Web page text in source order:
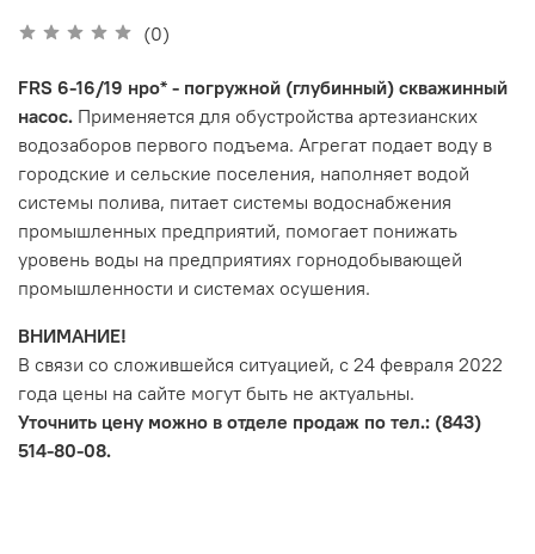
(0)
FRS 6-16/19 нро* - погружной (глубинный) скважинный
насос. Применяется для обустройства артезианских
водозаборов первого подъема. Агрегат подает воду в
городские и сельские поселения, наполняет водой
системы полива, питает системы водоснабжения
промышленных предприятий, помогает понижать
уровень воды на предприятиях горнодобывающей
промышленности и системах осушения.
ВНИМАНИЕ!
В связи со сложившейся ситуацией, с 24 февраля 2022
года цены на сайте могут быть не актуальны.
Уточнить цену можно в отделе продаж по тел.: (843)
514-80-08.